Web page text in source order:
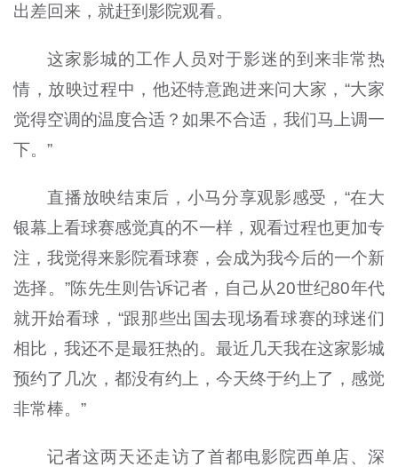
出差回来，就赶到影院观看。
这家影城的工作人员对于影迷的到来非常热
情，放映过程中，他还特意跑进来问大家，“大家
觉得空调的温度合适？如果不合适，我们马上调一
下。”
直播放映结束后，小马分享观影感受，“在大
银幕上看球赛感觉真的不一样，观看过程也更加专
注，我觉得来影院看球赛，会成为我今后的一个新
选择。”陈先生则告诉记者，自己从20世纪80年代
就开始看球，“跟那些出国去现场看球赛的球迷们
相比，我还不是最狂热的。最近几天我在这家影城
预约了几次，都没有约上，今天终于约上了，感觉
非常棒。”
记者这两天还走访了首都电影院西单店、深